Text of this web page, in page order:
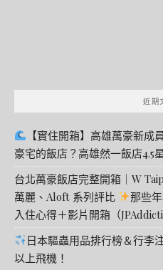
近期
【實住開箱】高雄萬豪新成
豪宅的飯店？高雄然一飯店4.5
台北萬豪飯店完整開箱｜W
萬麗、Aloft 系列評比
那些
入住心得＋影片開箱（
日本驅蟲用品排行榜＆行李
以上飛機！